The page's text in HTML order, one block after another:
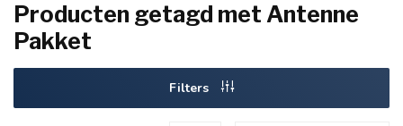
Producten getagd met Antenne
Pakket
Filters